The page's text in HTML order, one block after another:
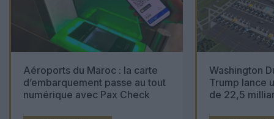
Aéroports du Maroc : la carte
d’embarquement passe au tout
numérique avec Pax Check
Washington
Trump lance
de 22,5